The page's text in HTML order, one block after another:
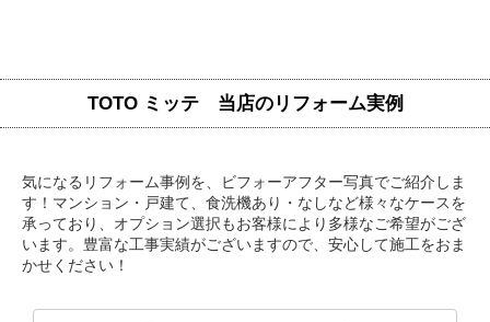
TOTO ミッテ 当店のリフォーム実例
気になるリフォーム事例を、ビフォーアフター写真でご紹介しま
す！マンション・戸建て、食洗機あり・なしなど様々なケースを
承っており、オプション選択もお客様により多様なご希望がござ
います。豊富な工事実績がございますので、安心して施工をおま
かせください！